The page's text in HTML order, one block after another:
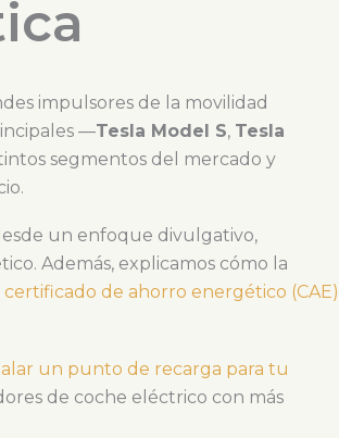
impulsores de la movilidad
—Tesla Model S, Tesla
segmentos del mercado y
un enfoque divulgativo,
Además, explicamos cómo la
certificado de ahorro energético (CAE)
un punto de recarga para tu
de coche eléctrico con más